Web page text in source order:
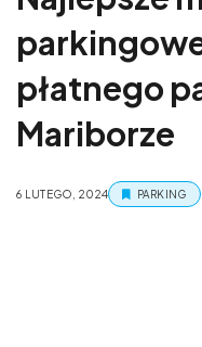
płatnego
Mariborze
6 LUTEGO, 2024 PARKING